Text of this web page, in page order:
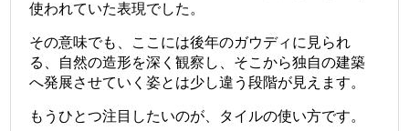
使われていた表現でした。
その意味でも、ここには後年のガウディに見られ
る、自然の造形を深く観察し、そこから独自の建築
へ発展させていく姿とは少し違う段階が見えます。
もうひとつ注目したいのが、タイルの使い方です。